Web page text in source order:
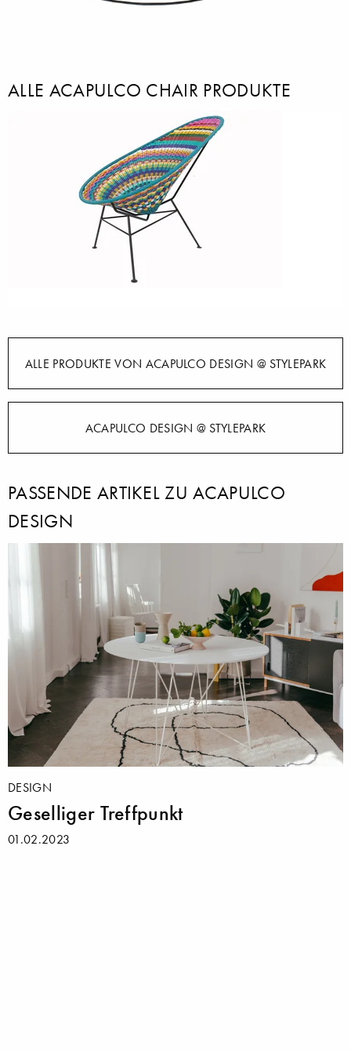
ALLE ACAPULCO CHAIR PRODUKTE
ALLE PRODUKTE VON ACAPULCO DESIGN @ STYLEPARK
ACAPULCO DESIGN @ STYLEPARK
PASSENDE ARTIKEL ZU ACAPULCO
DESIGN
DESIGN
Geselliger Treffpunkt
01.02.2023